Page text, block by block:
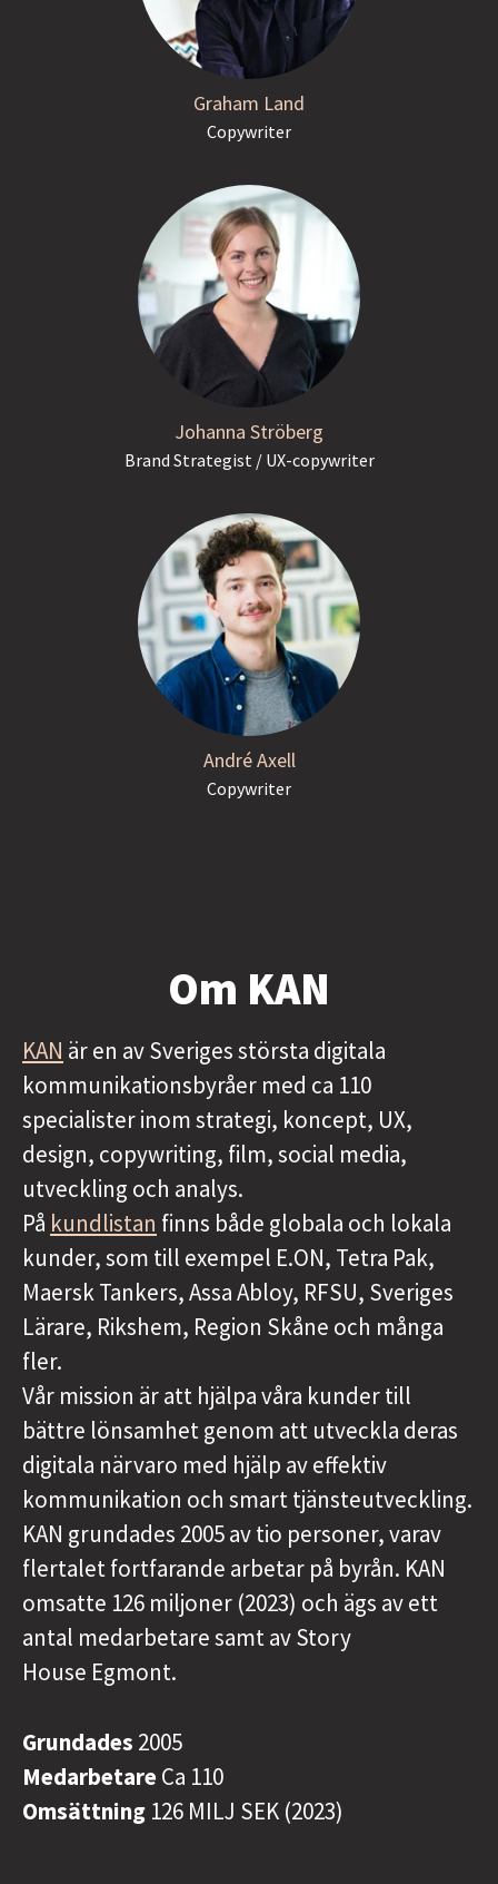
Graham Land
Copywriter
Johanna Ströberg
Brand Strategist / UX-copywriter
André Axell
Copywriter
Om KAN
KAN är en av Sveriges största digitala
kommunikationsbyråer med ca 110
specialister inom strategi, koncept, UX,
design, copywriting, film, social media,
utveckling och analys.
På kundlistan finns både globala och lokala
kunder, som till exempel E.ON, Tetra Pak,
Maersk Tankers, Assa Abloy, RFSU, Sveriges
Lärare, Rikshem, Region Skåne och många
fler.
Vår mission är att hjälpa våra kunder till
bättre lönsamhet genom att utveckla deras
digitala närvaro med hjälp av effektiv
kommunikation och smart tjänsteutveckling.
KAN grundades 2005 av tio personer, varav
flertalet fortfarande arbetar på byrån. KAN
omsatte 126 miljoner (2023) och ägs av ett
antal medarbetare samt av Story
House Egmont.
Grundades 2005
MedarbetareCa 110
Omsättning 126 MILJ SEK (2023)